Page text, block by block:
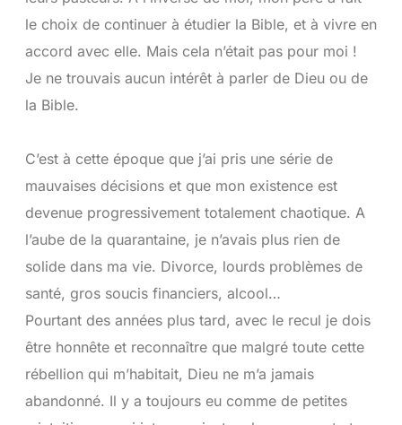
le choix de continuer à étudier la Bible, et à vivre en
accord avec elle. Mais cela n’était pas pour moi !
Je ne trouvais aucun intérêt à parler de Dieu ou de
la Bible.
C’est à cette époque que j’ai pris une série de
mauvaises décisions et que mon existence est
devenue progressivement totalement chaotique. A
l’aube de la quarantaine, je n’avais plus rien de
solide dans ma vie. Divorce, lourds problèmes de
santé, gros soucis financiers, alcool…
Pourtant des années plus tard, avec le recul je dois
être honnête et reconnaître que malgré toute cette
rébellion qui m’habitait, Dieu ne m’a jamais
abandonné. Il y a toujours eu comme de petites